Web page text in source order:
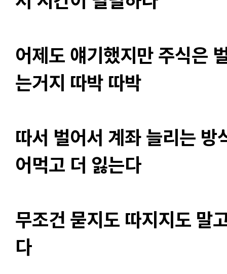
어제도 얘기했지만 주식은
는거지 따박 따박
따서 벌어서 계좌 늘리는
어먹고 더 잃는다
무조건 묻지도 따지지도 말
다